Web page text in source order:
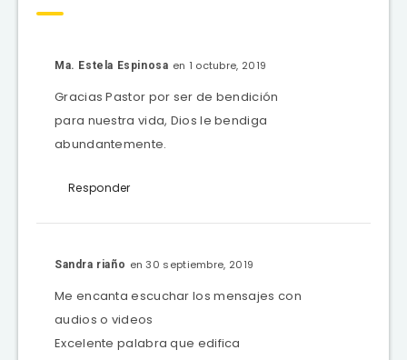
Ma. Estela Espinosa en 1 octubre, 2019
Gracias Pastor por ser de bendición
para nuestra vida, Dios le bendiga
abundantemente.
Responder
Sandra riaño en 30 septiembre, 2019
Me encanta escuchar los mensajes con
audios o videos
Excelente palabra que edifica